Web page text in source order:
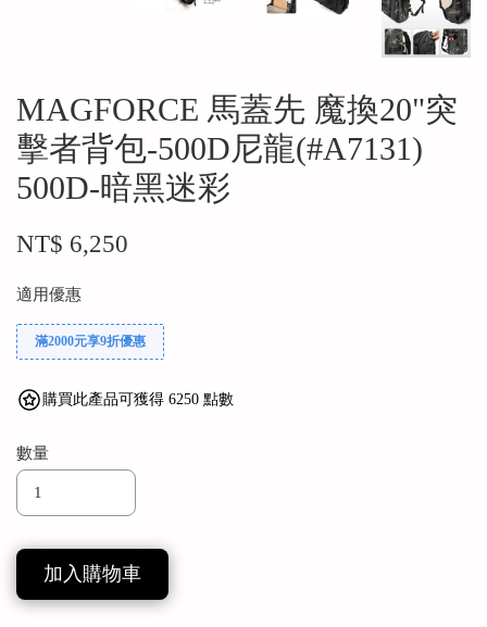
MAGFORCE 馬蓋先 魔換20"突
擊者背包-500D尼龍(#A7131)
500D-暗黑迷彩
NT$ 6,250
適用優惠
滿2000元享9折優惠
購買此產品可獲得 6250 點數
數量
加入購物車